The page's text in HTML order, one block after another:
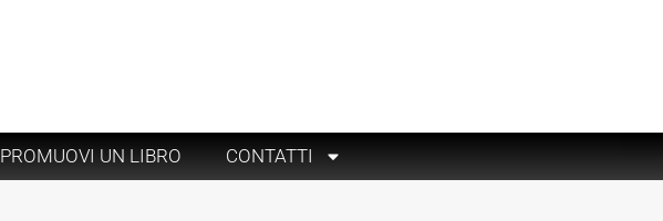
PROMUOVI UN LIBRO CONTATTI